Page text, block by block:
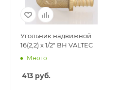
Угольник надвижной
16(2,2) х 1/2" ВН VALTEC
Много
413руб.